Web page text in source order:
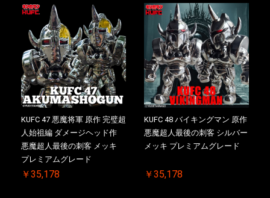
KUFC 47 悪魔将軍 原作 完璧超
人始祖編 ダメージヘッド作
悪魔超人最後の刺客 メッキ
プレミアムグレード
￥35,178
KUFC 48 バイキングマン 原作
悪魔超人最後の刺客 シルバー
メッキ プレミアムグレード
￥35,178